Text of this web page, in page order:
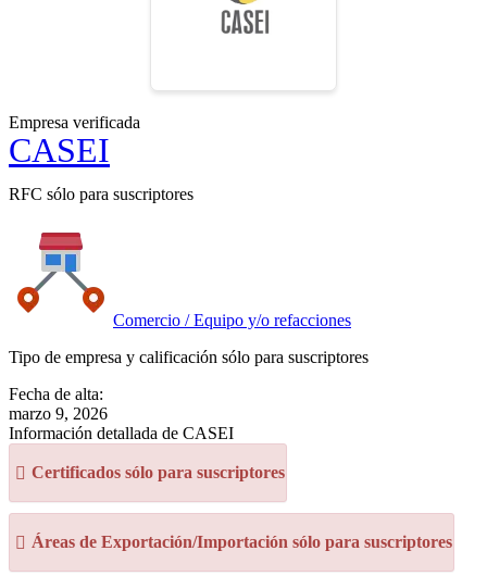
Empresa verificada
CASEI
RFC sólo para suscriptores
Comercio / Equipo y/o refacciones
Tipo de empresa y calificación sólo para suscriptores
Fecha de alta:
marzo 9, 2026
Información detallada de CASEI
Certificados sólo para suscriptores
Áreas de Exportación/Importación sólo para suscriptores